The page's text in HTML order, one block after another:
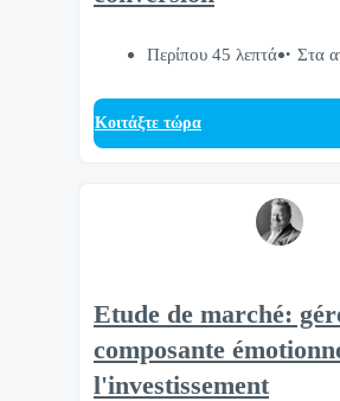
Περίπου 45 λεπτά Στα
Κοιτάξτε τώρα
Etude de marché:
composante
l'investissement